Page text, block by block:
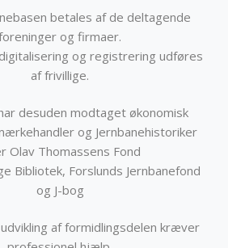
betales af de deltagende
og firmaer.
og registrering udføres
af frivillige.
desuden modtaget økonomisk
og Jernbanehistoriker
Olav Thomassens Fond
Bibliotek, Forslunds Jernbanefond
og J-bog
af formidlingsdelen kræver